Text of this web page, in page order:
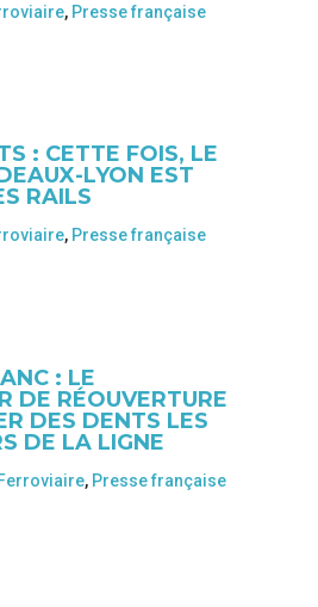
, Presse française
: CETTE FOIS, LE
LYON EST
RAILS
, Presse française
: LE
DE RÉOUVERTURE
DES DENTS LES
DE LA LIGNE
, Presse française